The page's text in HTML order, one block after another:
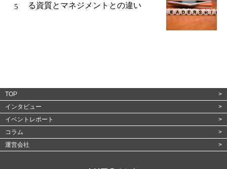
る資質とマネジメントとの違い
TOP
インタビュー
イベントレポート
コラム
運営会社